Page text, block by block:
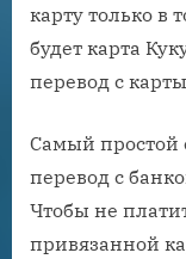
карту только в
будет карта
перевод с
Самый простой
перевод с
Чтобы не
привязанной